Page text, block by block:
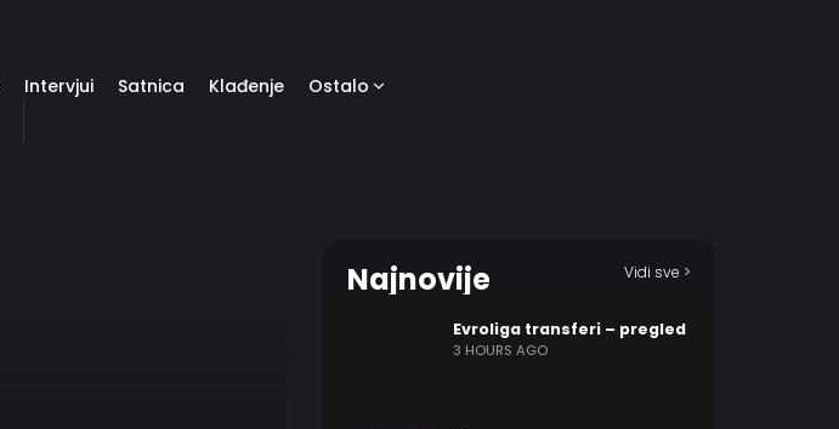
Intervjui Satnica Klađenje Ostalo
Najnovije Vidi sve >
Evroliga transferi – pregled
3 HOURS AGO